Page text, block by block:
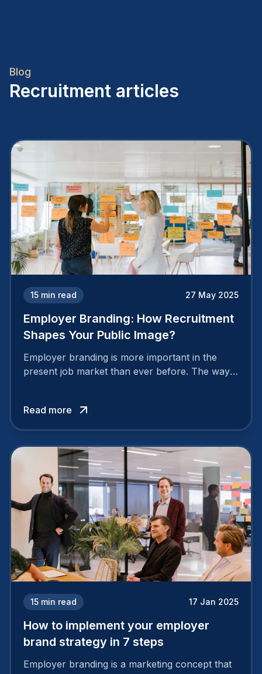
Blog
Recruitment articles
15 min read 27 May 2025
Employer Branding: How Recruitment
Shapes Your Public Image?
Employer branding is more important in the
present job market than ever before. The way
Read more
15 min read 17 Jan 2025
How to implement your employer
brand strategy in 7 steps
Employer branding is a marketing concept that